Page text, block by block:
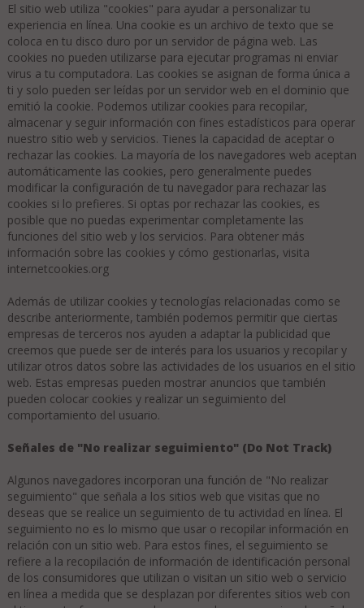
El sitio web utiliza "cookies" para ayudar a personalizar tu
experiencia en línea. Una cookie es un archivo de texto que se
coloca en tu disco duro por un servidor de página web. Las
cookies no pueden utilizarse para ejecutar programas ni enviar
virus a tu computadora. Las cookies se asignan de forma única a
ti y solo pueden ser leídas por un servidor web en el dominio que
emitió la cookie. Podemos utilizar cookies para recopilar,
almacenar y seguir información con fines estadísticos para operar
nuestro sitio web y servicios. Tienes la capacidad de aceptar o
rechazar las cookies. La mayoría de los navegadores web aceptan
automáticamente las cookies, pero generalmente puedes
modificar la configuración de tu navegador para rechazar las
cookies si lo prefieres. Si optas por rechazar las cookies, es
posible que no puedas experimentar completamente las
funciones del sitio web y los servicios. Para obtener más
información sobre las cookies y cómo gestionarlas, visita
internetcookies.org
Además de utilizar cookies y tecnologías relacionadas como se
describe anteriormente, también podemos permitir que ciertas
empresas de terceros nos ayuden a adaptar la publicidad que
creemos que puede ser de interés para los usuarios y recopilar y
utilizar otros datos sobre las actividades de los usuarios en el sitio
web. Estas empresas pueden mostrar anuncios que también
pueden colocar cookies y realizar un seguimiento del
comportamiento del usuario.
Señales de "No realizar seguimiento" (Do Not Track)
Algunos navegadores incorporan una función de "No realizar
seguimiento" que señala a los sitios web que visitas que no
deseas que se realice un seguimiento de tu actividad en línea. El
seguimiento no es lo mismo que usar o recopilar información en
relación con un sitio web. Para estos fines, el seguimiento se
refiere a la recopilación de información de identificación personal
de los consumidores que utilizan o visitan un sitio web o servicio
en línea a medida que se desplazan por diferentes sitios web con